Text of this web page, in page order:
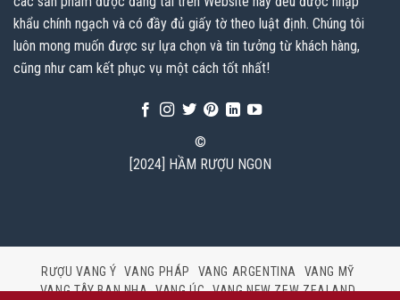
khẩu chính ngạch và có đầy đủ giấy tờ theo luật định. Chúng tôi
luôn mong muốn được sự lựa chọn và tin tưởng từ khách hàng,
cũng như cam kết phục vụ một cách tốt nhất!
©
[2024] HẦM RƯỢU NGON
RƯỢU VANG Ý VANG PHÁP VANG ARGENTINA
VANG MỸ
VANG TÂY BAN NHA VANG ÚC VANG NEW ZEW ZEALAND